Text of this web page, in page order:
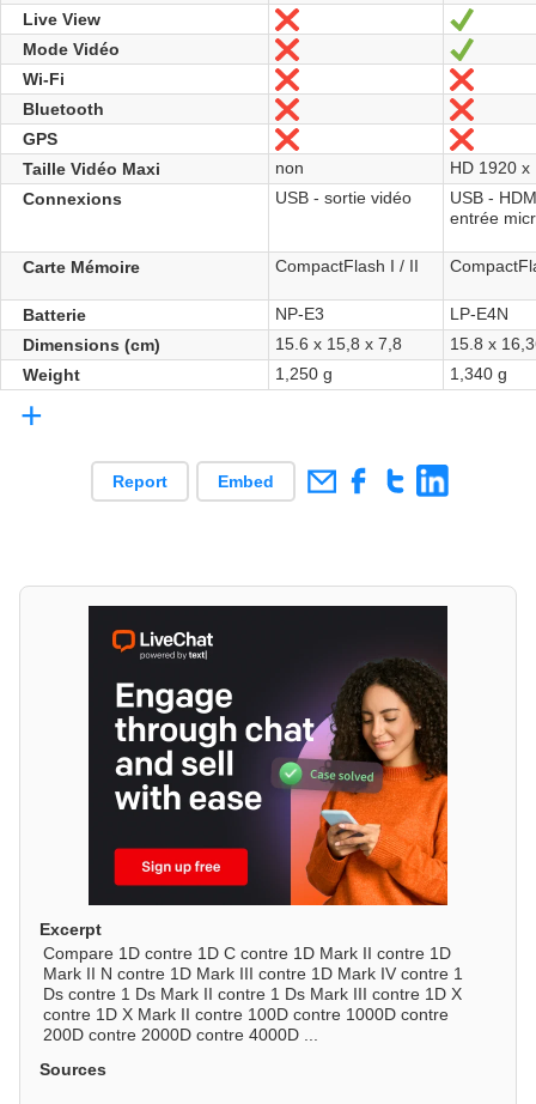
Live View No
Yes
Mode Vidéo
No
Yes
Wi-Fi
No
No
Bluetooth
No
No
GPS
No
No
Taille Vidéo Maxi
non
HD 1920
Connexions
USB - sortie vidéo
USB -
entrée
Carte Mémoire CompactFlash I / II
Batterie NP-E3
LP-E4N
Dimensions (cm)
15.6 x 15,8 x 7,8
15.8 x
Weight
1,250 g 1,340 g
+
Report Embed
Excerpt
Compare 1D contre 1D C contre 1D Mark II contre 1D
Mark II N contre 1D Mark III contre 1D Mark IV contre 1
Ds contre 1 Ds Mark II contre 1 Ds Mark III contre 1D X
contre 1D X Mark II contre 100D contre 1000D contre
200D contre 2000D contre 4000D ...
Sources